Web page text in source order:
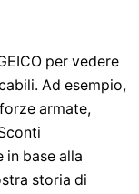
per vedere
Ad esempio,
armate,
base alla
storia di